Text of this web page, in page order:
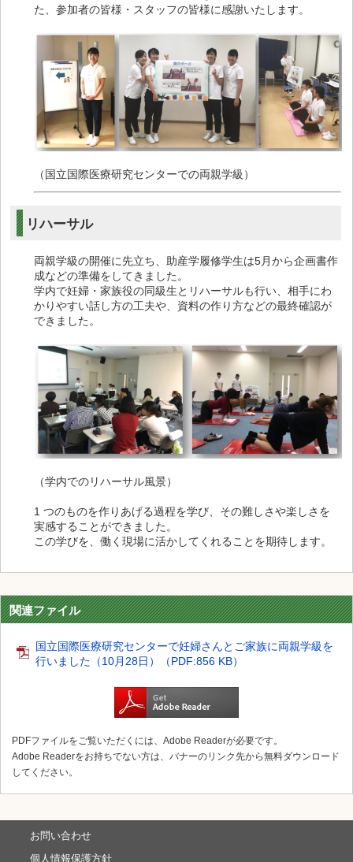
た、参加者の皆様・スタッフの皆様に感謝いたします。
（国立国際医療研究センターでの両親学級）
リハーサル
両親学級の開催に先立ち、助産学履修学生は5月から企画書作
成などの準備をしてきました。
学内で妊婦・家族役の同級生とリハーサルも行い、相手にわ
かりやすい話し方の工夫や、資料の作り方などの最終確認が
できました。
（学内でのリハーサル風景）
1 つのものを作りあげる過程を学び、その難しさや楽しさを
実感することができました。
この学びを、働く現場に活かしてくれることを期待します。
関連ファイル
国立国際医療研究センターで妊婦さんとご家族に両親学級を
行いました（10月28日）（PDF:856 KB）
PDFファイルをご覧いただくには、Adobe Readerが必要です。
Adobe Readerをお持ちでない方は、バナーのリンク先から無料ダウンロード
してください。
お問い合わせ
個人情報保護方針